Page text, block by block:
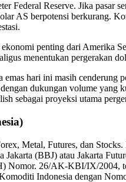
Federal Reserve. Jika
AS berpotensi berkurang.
penting dari Amerika
menentukan pergerakan
emas hari ini masih cenderung
dukungan volume
sebagai proyeksi utama
Metal, Futures, dan
(BBJ) atau Jakarta
26/AK-KBI/IX/2004,
Indonesia dengan